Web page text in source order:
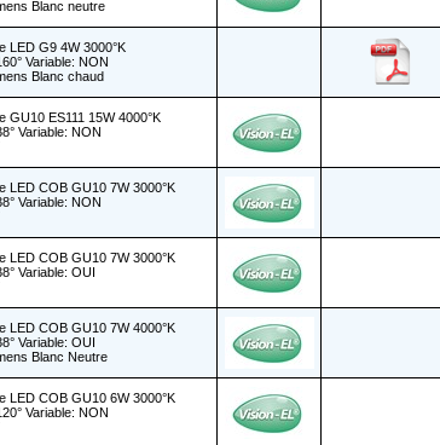
Blanc neutre
LED G9 4W 3000°K
Variable: NON
Blanc chaud
GU10 ES111 15W 4000°K
Variable: NON
LED COB GU10 7W 3000°K
Variable: NON
LED COB GU10 7W 3000°K
Variable: OUI
LED COB GU10 7W 4000°K
Variable: OUI
Blanc Neutre
LED COB GU10 6W 3000°K
Variable: NON